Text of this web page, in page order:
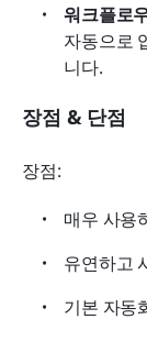
워크플로
자동으로
니다.
장점 & 단점
장점:
매우 사용
유연하고
기본 자동